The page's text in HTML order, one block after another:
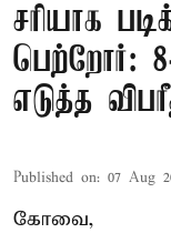
சரியாக
பெற்றோர்:
எடுத்த
Published on: 07 Aug
கோவை,